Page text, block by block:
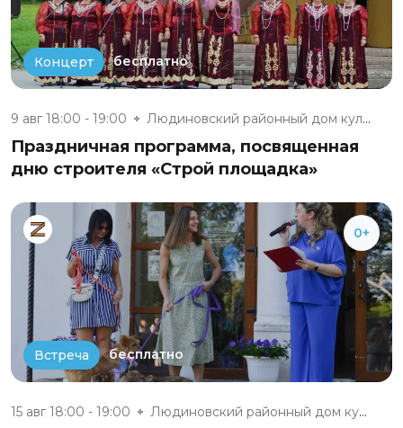
Концерт бесплатно
9 авг 18:00 - 19:00 Людиновский районный дом культ...
Праздничная программа, посвященная
дню строителя «Строй площадка»
0+
Встреча бесплатно
15 авг 18:00 - 19:00 Людиновский районный дом культ...